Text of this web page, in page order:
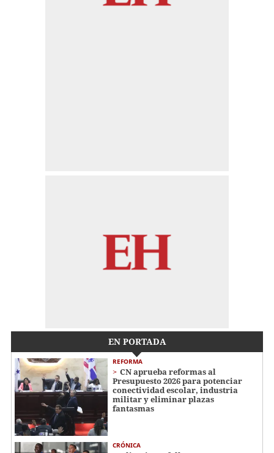
EN PORTADA
REFORMA
CN aprueba reformas al
Presupuesto 2026 para potenciar
conectividad escolar, industria
militar y eliminar plazas
fantasmas
CRÓNICA